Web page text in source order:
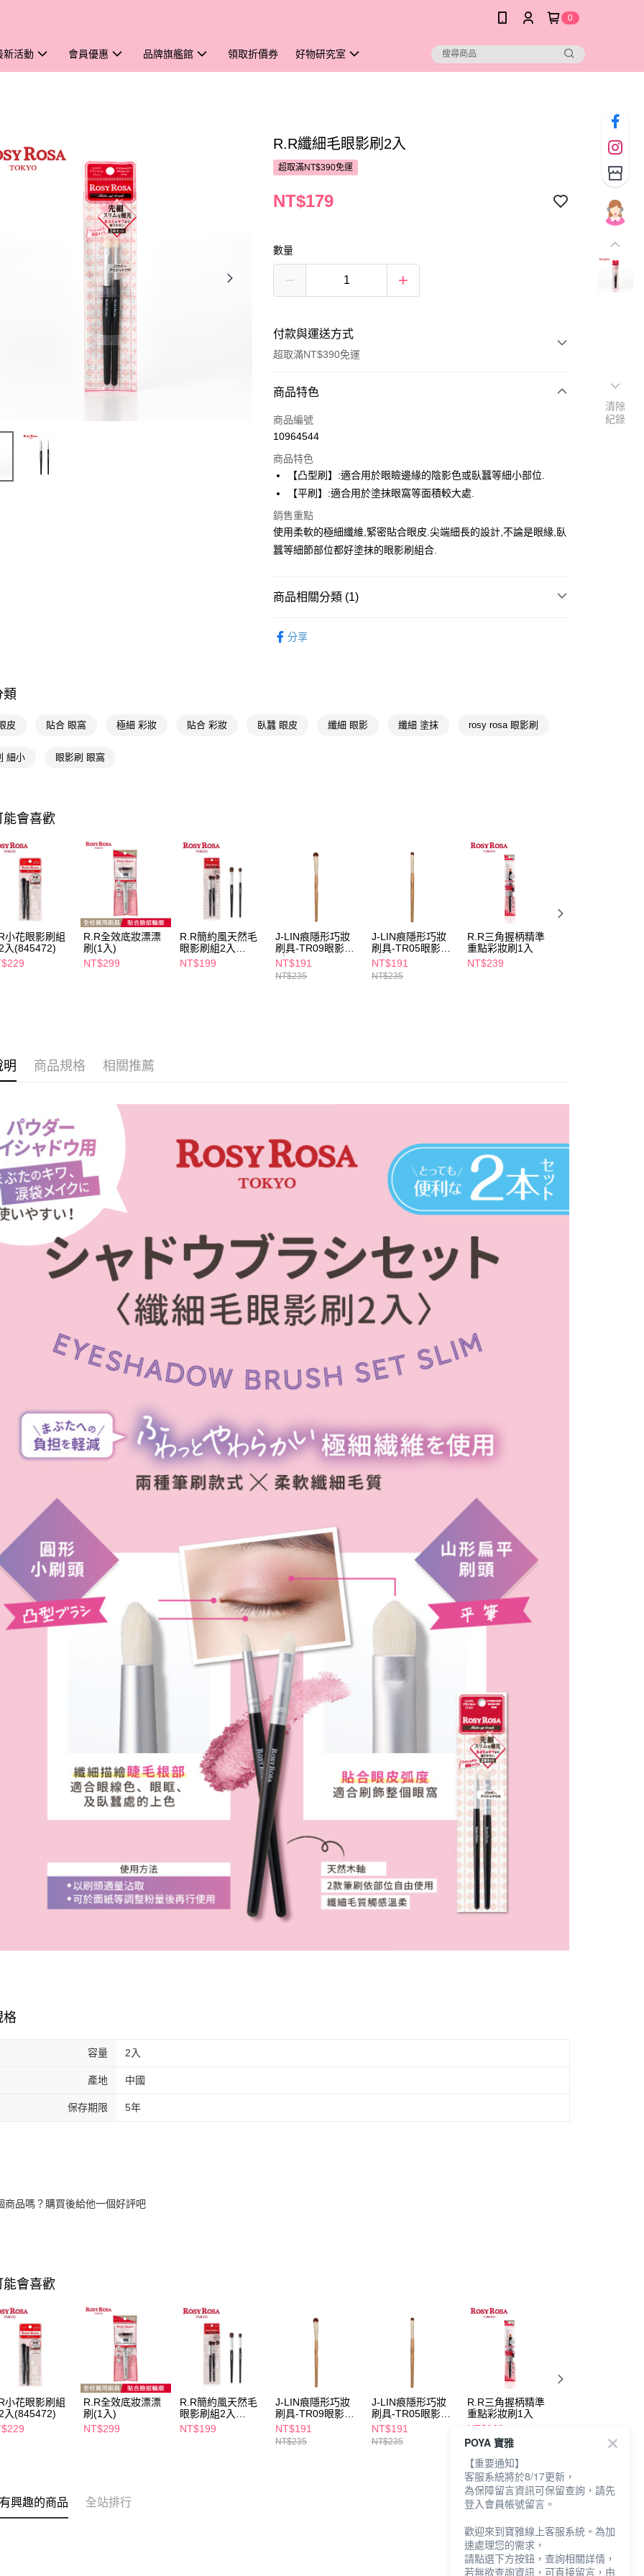
0
新活動 會員優惠 品牌旗艦館 領取折價券 好物研究室
R.R纖細毛眼影刷2入
超取滿NT$390免運
NT$179
數量
付款與運送方式
超取滿NT$390免運
付款方式
POYA支付
超商取貨付款
LINE Pay
Apple Pay
街口支付
Google Pay
AFTEE先享後付
３．安心：先確認商品／服務後，再付款。
絡購買商品的店家。未經商家同意取消之訂單仍視為有效，需透過AFTEE
先享後付繳納相關費用。
※ 交易是否成功請以「AFTEE先享後付 」之結帳頁面顯示為準，若有關於
是否繳費成功／繳費後需取消欲退款等相關疑問，請聯繫「AFTEE先享後
付客戶支援中心」
https://netprotections.freshdesk.com/support/home
【注意事項】
１．透過由恩沛科技股份有限公司提供之「AFTEE先享後付」服務完成之
交易，需依本服務之必要範圍內提供個人資料，並將交易相關給付款項請
求債權轉讓予恩沛科技股份有限公司。
２．關於個人資料處理事宜，請瀏覽以下網址：
運送方式
每筆NT$65，滿NT$490(含以上)免運費
付款後萊爾富取貨
每筆NT$65，滿NT$490(含以上)免運費
7-11取貨付款
每筆NT$65，滿NT$490(含以上)免運費
付款後7-11取貨
商品特色
商品編號
10964544
商品特色
【凸型刷】:適合用於眼瞼邊緣的陰影色或臥蠶等細小部位.
【平刷】:適合用於塗抹眼窩等面積較大處.
銷售重點
使用柔軟的極細纖維,緊密貼合眼皮.尖端細長的設計,不論是眼緣,臥
蠶等細節部位都好塗抹的眼影刷組合.
商品相關分類 (1)
分享
類
皮 貼合 眼窩 極細 彩妝 貼合 彩妝 臥蠶 眼皮 纖細 眼影 纖細 塗抹 rosy rosa 眼影刷
細小 眼影刷 眼窩
能會喜歡
小花眼影刷組
入(845472)
R.R全效底妝漂漂
刷(1入)
NT$299
R.R簡約風天然毛
眼影刷組2入
(845073)
NT$199
J-LIN痕隱形巧妝
刷具-TR09眼影刷
(大)
NT$191
NT$235
J-LIN痕隱形巧妝
刷具-TR05眼影刷
(小)
NT$191
NT$235
R.R三角握柄精準
重點彩妝刷1入
NT$239
明 商品規格 相關推薦
格
容量 2入
產地 中國
保存期限 5年
商品嗎？購買後給他一個好評吧
能會喜歡
小花眼影刷組
入(845472)
R.R全效底妝漂漂
刷(1入)
NT$299
R.R簡約風天然毛
眼影刷組2入
(845073)
NT$199
J-LIN痕隱形巧妝
刷具-TR09眼影刷
(大)
NT$191
NT$235
J-LIN痕隱形巧妝
刷具-TR05眼影刷
(小)
NT$191
NT$235
R.R三角握柄精準
重點彩妝刷1入
NT$239
興趣的商品 全站排行
清除
紀錄
POYA 寶雅
【重要通知】
客服系統將於8/17更新，
為保障留言資訊可保留查詢，請先
登入會員帳號留言。
歡迎來到寶雅線上客服系統。為加
速處理您的需求，
請點選下方按鈕，查詢相關詳情，
若無欲查詢資訊，可直接留言，由